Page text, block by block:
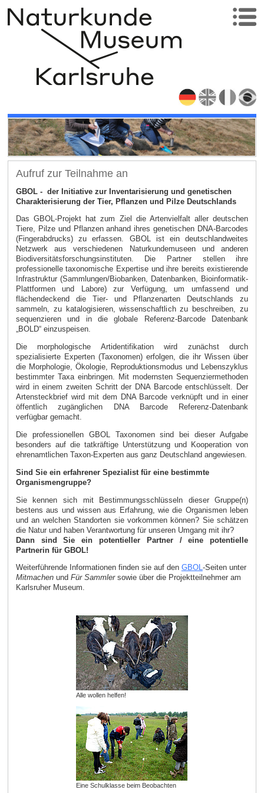
Aufruf zur Teilnahme an
GBOL - der Initiative zur Inventarisierung und genetischen
Charakterisierung der Tier, Pflanzen und Pilze Deutschlands
Das GBOL-Projekt hat zum Ziel die Artenvielfalt aller deutschen
Tiere, Pilze und Pflanzen anhand ihres genetischen DNA-Barcodes
(Fingerabdrucks) zu erfassen. GBOL ist ein deutschlandweites
Netzwerk aus verschiedenen Naturkundemuseen und anderen
Biodiversitätsforschungsinstituten. Die Partner stellen ihre
professionelle taxonomische Expertise und ihre bereits existierende
Infrastruktur (Sammlungen/Biobanken, Datenbanken, Bioinformatik-
Plattformen und Labore) zur Verfügung, um umfassend und
flächendeckend die Tier- und Pflanzenarten Deutschlands zu
sammeln, zu katalogisieren, wissenschaftlich zu beschreiben, zu
sequenzieren und in die globale Referenz-Barcode Datenbank
„BOLD“ einzuspeisen.
Die morphologische Artidentifikation wird zunächst durch
spezialisierte Experten (Taxonomen) erfolgen, die ihr Wissen über
die Morphologie, Ökologie, Reproduktionsmodus und Lebenszyklus
bestimmter Taxa einbringen. Mit modernsten Sequenziermethoden
wird in einem zweiten Schritt der DNA Barcode entschlüsselt. Der
Artensteckbrief wird mit dem DNA Barcode verknüpft und in einer
öffentlich zugänglichen DNA Barcode Referenz-Datenbank
verfügbar gemacht.
Die professionellen GBOL Taxonomen sind bei dieser Aufgabe
besonders auf die tatkräftige Unterstützung und Kooperation von
ehrenamtlichen Taxon-Experten aus ganz Deutschland angewiesen.
Sind Sie ein erfahrener Spezialist für eine bestimmte
Organismengruppe?
Sie kennen sich mit Bestimmungsschlüsseln dieser Gruppe(n)
bestens aus und wissen aus Erfahrung, wie die Organismen leben
und an welchen Standorten sie vorkommen können? Sie schätzen
die Natur und haben Verantwortung für unseren Umgang mit ihr?
Dann sind Sie ein potentieller Partner / eine potentielle
Partnerin für GBOL!
Weiterführende Informationen finden sie auf den GBOL-Seiten unter
Mitmachenund Für Sammlersowie über die Projektteilnehmer am
Karlsruher Museum.
Alle wollen helfen!
Eine Schulklasse beim Beobachten